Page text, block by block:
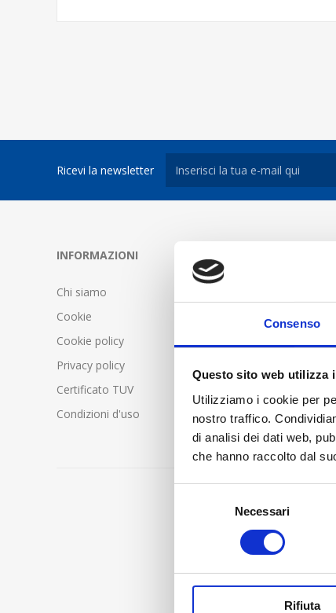
Consenso
Questo sito web utilizza
Utilizziamo i cookie per
nostro traffico.
di analisi dei dati web,
che hanno raccolto dal
Necessari
Rifiuta
Ricevi la newsletter
INFORMAZIONI
Chi siamo
Cookie
Cookie policy
Privacy policy
Certificato TUV
Condizioni d'uso